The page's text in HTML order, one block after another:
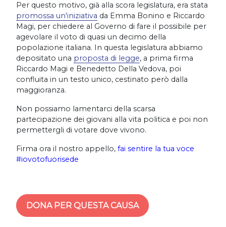
Per questo motivo, già alla scora legislatura, era stata
promossa un'iniziativa da Emma Bonino e Riccardo
Magi, per chiedere al Governo di fare il possibile per
agevolare il voto di quasi un decimo della
popolazione italiana. In questa legislatura abbiamo
depositato una proposta di legge, a prima firma
Riccardo Magi e Benedetto Della Vedova, poi
confluita in un testo unico, cestinato però dalla
maggioranza.
Non possiamo lamentarci della scarsa
partecipazione dei giovani alla vita politica e poi non
permettergli di votare dove vivono.
Firma ora il nostro appello, fai sentire la tua voce
#iovotofuorisede
DONA PER QUESTA CAUSA